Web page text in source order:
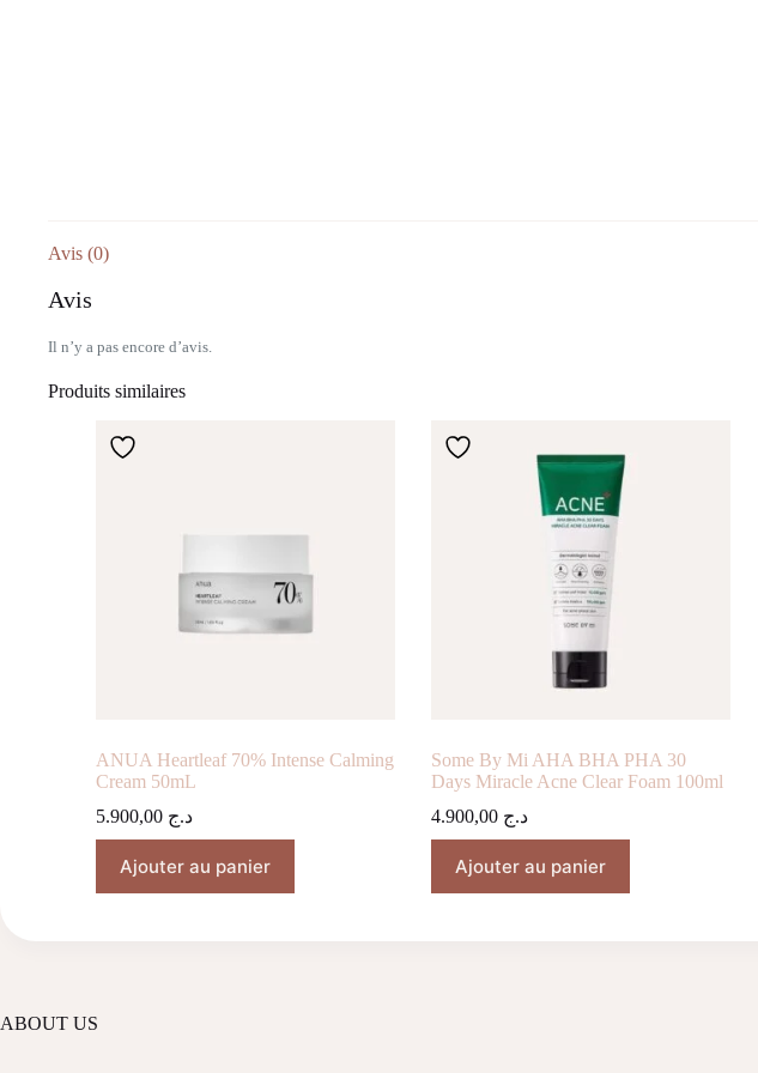
Avis (0)
Avis
Il n’y a pas encore d’avis.
Produits similaires
ANUA Heartleaf 70% Intense Calming
Cream 50mL
د.ج
Ajouter au panier
Some By Mi AHA BHA PHA 30
Days Miracle Acne Clear Foam 100ml
د.ج 4.900,00
Ajouter au panier
ABOUT US